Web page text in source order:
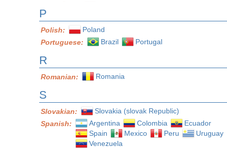
P
Polish:
Poland
Portuguese:
Brazil Portugal
R
Romanian: Romania
S
Slovakian:
Slovakia (slovak Republic)
Spanish:
Argentina Colombia
Ecuador
Spain
Mexico Peru
Uruguay
Venezuela